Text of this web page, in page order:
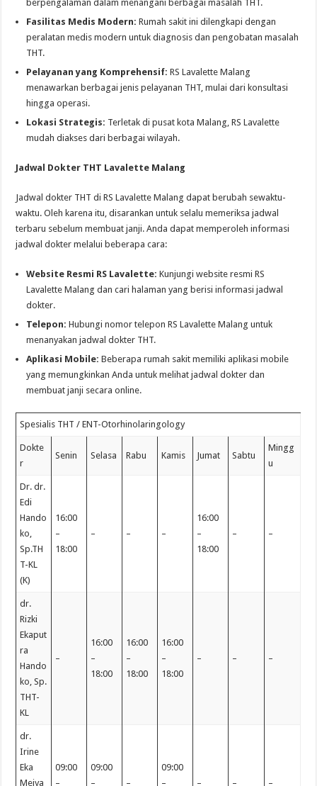
berpengalaman dalam menangani berbagai masalah THT.
Fasilitas Medis Modern: Rumah sakit ini dilengkapi dengan
peralatan medis modern untuk diagnosis dan pengobatan masalah
THT.
Pelayanan yang Komprehensif: RS Lavalette Malang
menawarkan berbagai jenis pelayanan THT, mulai dari konsultasi
hingga operasi.
Lokasi Strategis: Terletak di pusat kota Malang, RS Lavalette
mudah diakses dari berbagai wilayah.
Jadwal Dokter THT Lavalette Malang
Jadwal dokter THT di RS Lavalette Malang dapat berubah sewaktu-
waktu. Oleh karena itu, disarankan untuk selalu memeriksa jadwal
terbaru sebelum membuat janji. Anda dapat memperoleh informasi
jadwal dokter melalui beberapa cara:
Website Resmi RS Lavalette: Kunjungi website resmi RS
Lavalette Malang dan cari halaman yang berisi informasi jadwal
dokter.
Telepon: Hubungi nomor telepon RS Lavalette Malang untuk
menanyakan jadwal dokter THT.
Aplikasi Mobile: Beberapa rumah sakit memiliki aplikasi mobile
yang memungkinkan Anda untuk melihat jadwal dokter dan
membuat janji secara online.
Spesialis THT / ENT-Otorhinolaringology
Dokte
r
Senin Selasa Rabu Kamis Jumat Sabtu
Mingg
u
Dr. dr.
Edi
Hando
ko,
Sp.TH
T-KL
(K)
16:00
–
18:00
– – –
16:00
–
18:00
– –
dr.
Rizki
Ekaput
ra
Hando
ko, Sp.
THT-
KL
–
16:00
–
18:00
16:00
–
18:00
16:00
–
18:00
– – –
dr.
Irine
Eka
Meiya
09:00
–
09:00
–
–
09:00
–
– – –